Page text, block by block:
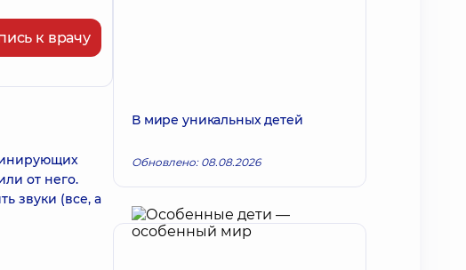
к врачу
от него.
звуки (все, а
В мире уникальных детей
Обновлено: 08.08.2026